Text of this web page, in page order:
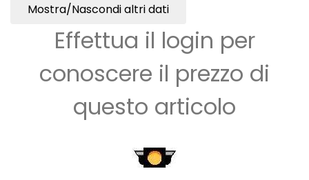
Mostra/Nascondi altri dati
Effettua il login per
conoscere il prezzo di
questo articolo